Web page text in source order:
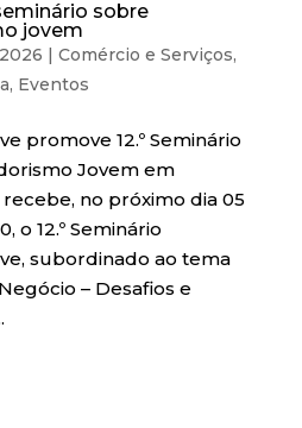
sobre
jovem
Comércio e Serviços,
, Eventos
promove 12.º Seminário
Jovem em
no próximo dia 05
o 12.º Seminário
subordinado ao tema
– Desafios e